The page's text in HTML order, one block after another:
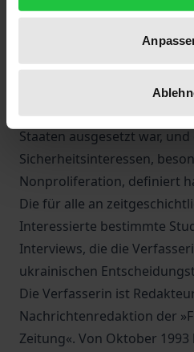
Sicherheitsfragen in der
gelöst werden können.
Werk zum Verständnis für
der dem Druck Rußlands
Staaten ausgesetzt war,
Sicherheitsinteressen,
Nonproliferation, definiert
Die für alle an
Interessierte bestimmte
Interviews, die die
ukrainischen
Die Verfasserin ist
Nachrichtenredaktion der
Zeitung«. Von Oktober 1993